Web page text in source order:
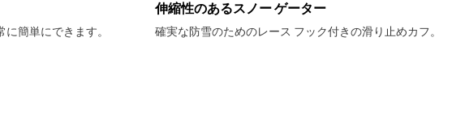
簡単にできます。
伸縮性のあるスノー ゲーター
確実な防雪のためのレース フック付きの滑り止めカフ。